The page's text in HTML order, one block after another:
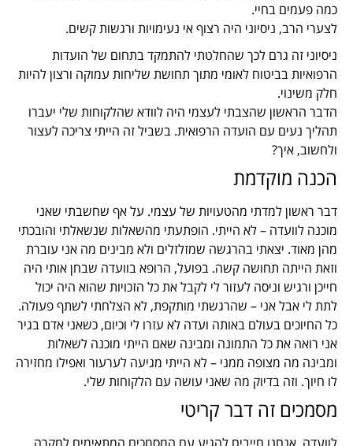
כמה פעמים בחיי.
לצערי הרב, ניסיוני היה רצוף אי נעימויות ורגשות קשים.
ניסיוני זה גרם לכך שהחלטתי להתמקד בתחום של הועדות
הרפואיות בביטוח לאומי מתוך תחושת שליחות עמוקה ורצון להיות
חלק משינוי.
הדבר הראשון שהצבתי לעצמי היה לוודא שהלקוחות שלי יעברו
תהליך נעים עם הועדה הרפואית. בשביל זה הייתי צריכה לעצור
ולחשוב, איך?
הכנה מוקדמת
דבר ראשון למדתי מהטעויות של עצמי. על אף שחשבתי שאני
מוכנה לוועדה – לא הייתי. הופתעתי מהשאלות שנשאלתי והובכתי
מהן מאוד. יצאתי בהרגשה שמזלזלים ולא מבינים מה אני עוברת
וזאת הייתה תחושה קשה. בפועל, הרופא בוועדה שבחן אותי היה
חייכן ורגיש וניסה לעזור לי לקבל את כל הזכויות שהוא היה יכול
לתת לי אבל אני – שהרגשתי מותקפת, לא הצלחתי לשתף פעולה.
כל החיוכים בעולם באותה ועדה לא עזרו לי וכיום, כשאני אדם בגיר
אני רואה את כל התמונה ומבינה שאם הייתי מוכנה לשאלות
ומבינה מה מצופה ממני – לא הייתי מגיעה לערעור ואפילו מחזירה
לו חיוך. וזה בדיוק מה שאני עושה עם הלקוחות שלי.
מסמכים זה דבר קריטי